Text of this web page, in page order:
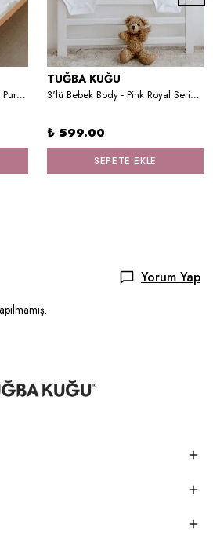
Montessori Nevresim Takımı - Pure Baby Serisi - Bulutlu Pembe Hava Balonu
TUĞBA KUĞU
3'lü Bebek Body - Pink Royal Series - A Harfi
₺ 599.00
SEPETE EKLE
Yorum Yap